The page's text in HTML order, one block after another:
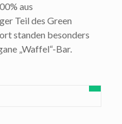
aus
Teil des Green
standen besonders
„Waffel“-Bar.